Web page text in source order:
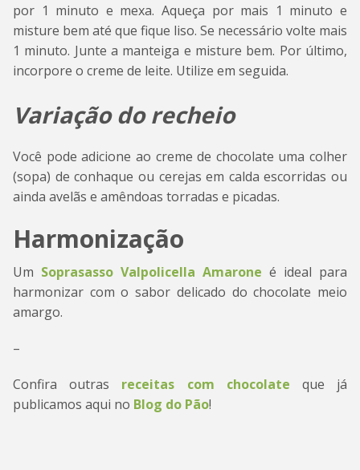
por 1 minuto e mexa. Aqueça por mais 1 minuto e
misture bem até que fique liso. Se necessário volte mais
1 minuto. Junte a manteiga e misture bem. Por último,
incorpore o creme de leite. Utilize em seguida.
Variação do recheio
Você pode adicione ao creme de chocolate uma colher
(sopa) de conhaque ou cerejas em calda escorridas ou
ainda avelãs e amêndoas torradas e picadas.
Harmonização
Um Soprasasso Valpolicella Amarone é ideal para
harmonizar com o sabor delicado do chocolate meio
amargo.
–
Confira outras receitas com chocolate que já
publicamos aqui no Blog do Pão!